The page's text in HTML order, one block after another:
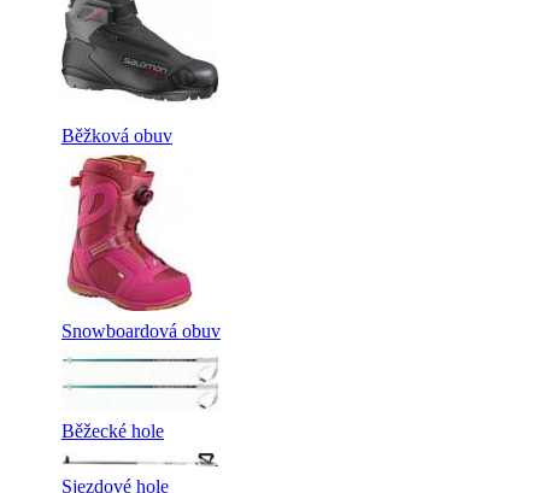
Běžková obuv
Snowboardová obuv
Běžecké hole
Sjezdové hole